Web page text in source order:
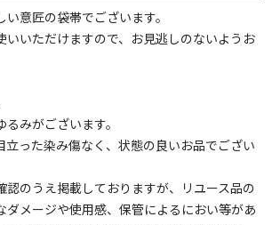
い意匠の袋帯でございます。
いいただけますので、お見逃しのないようお
みがございます。
立った染み傷なく、状態の良いお品でござい
のうえ掲載しておりますが、リユース品の
ダメージや使用感、保管によるにおい等があ